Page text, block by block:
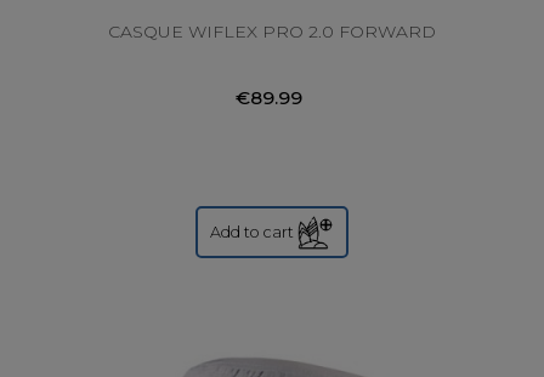
CASQUE WIFLEX PRO 2.0 FORWARD
€89.99
Add to cart